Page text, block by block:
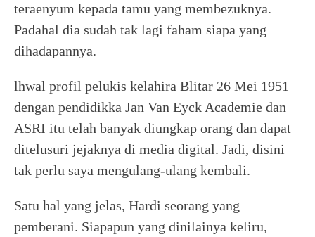
teraenyum kepada tamu yang membezuknya.
Padahal dia sudah tak lagi faham siapa yang
dihadapannya.
lhwal profil pelukis kelahira Blitar 26 Mei 1951
dengan pendidikka Jan Van Eyck Academie dan
ASRI itu telah banyak diungkap orang dan dapat
ditelusuri jejaknya di media digital. Jadi, disini
tak perlu saya mengulang-ulang kembali.
Satu hal yang jelas, Hardi seorang yang
pemberani. Siapapun yang dinilainya keliru,